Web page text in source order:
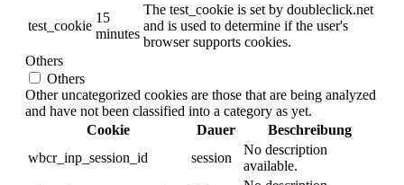
test_cookie
15
minutes
The test_cookie is set by doubleclick.net
and is used to determine if the user's
browser supports cookies.
Others
Others
Other uncategorized cookies are those that are being analyzed
and have not been classified into a category as yet.
Cookie
Dauer
Beschreibung
wbcr_inp_session_id
session
No description
available.